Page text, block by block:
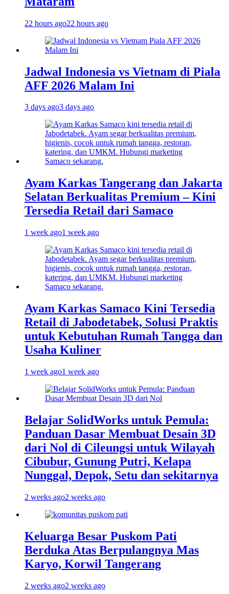
22 hours ago22 hours ago
Jadwal Indonesia vs Vietnam di Piala
AFF 2026 Malam Ini
3 days ago3 days ago
Ayam Karkas Tangerang dan Jakarta
Selatan Berkualitas Premium – Kini
Tersedia Retail dari Samaco
1 week ago1 week ago
Ayam Karkas Samaco Kini Tersedia
Retail di Jabodetabek, Solusi Praktis
untuk Kebutuhan Rumah Tangga dan
Usaha Kuliner
1 week ago1 week ago
Belajar SolidWorks untuk Pemula:
Panduan Dasar Membuat Desain 3D
dari Nol di Cileungsi untuk Wilayah
Cibubur, Gunung Putri, Kelapa
Nunggal, Depok, Setu dan sekitarnya
2 weeks ago2 weeks ago
Keluarga Besar Puskom Pati
Berduka Atas Berpulangnya Mas
Karyo, Korwil Tangerang
2 weeks ago2 weeks ago